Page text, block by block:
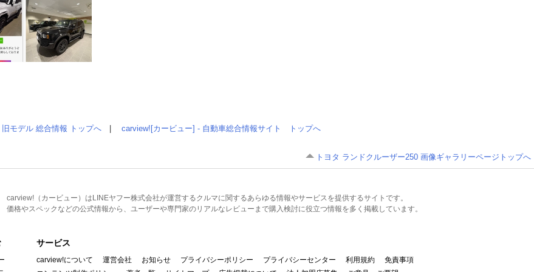
モデル 総合情報 トップへ carview![カービュー] - 自動車総合情報サイト トップへ
トヨタ ランドクルーザー250 画像ギャラリーページトップへ
carview!（カービュー）はLINEヤフー株式会社が運営するクルマに関するあらゆる情報やサービスを提供するサイトです。
価格やスペックなどの公式情報から、ユーザーや専門家のリアルなレビューまで購入検討に役立つ情報を多く掲載しています。
サービス
carview!について 運営会社 お知らせ プライバシーポリシー プライバシーセンター 利用規約
免責事項